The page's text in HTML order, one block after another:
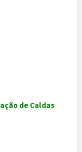
de Caldas